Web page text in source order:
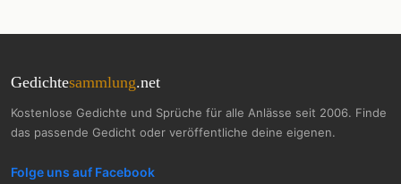
Gedichtesammlung.net
Kostenlose Gedichte und Sprüche für alle Anlässe seit 2006. Finde
das passende Gedicht oder veröffentliche deine eigenen.
Folge uns auf Facebook